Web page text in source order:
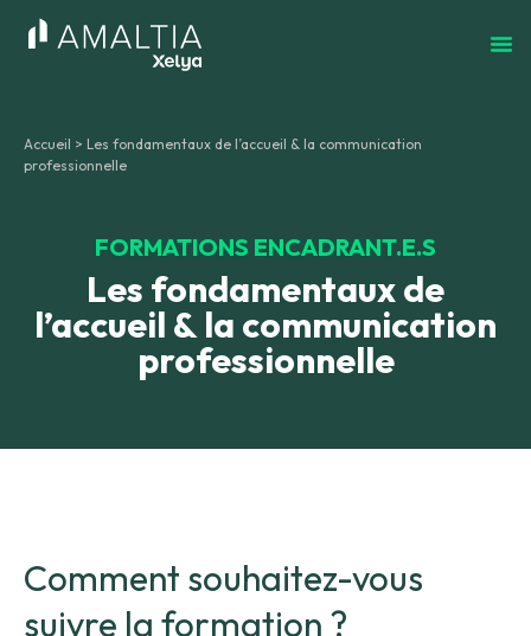
Accueil > Les fondamentaux de l’accueil & la communication
professionnelle
FORMATIONS ENCADRANT.E.S
Les fondamentaux de
l’accueil & la communication
professionnelle
Comment souhaitez-vous
suivre la formation ?